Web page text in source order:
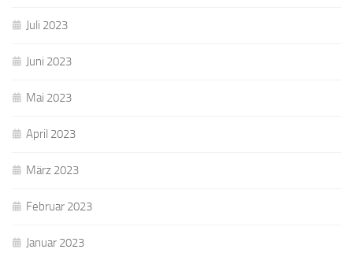
Juli 2023
Juni 2023
Mai 2023
April 2023
März 2023
Februar 2023
Januar 2023